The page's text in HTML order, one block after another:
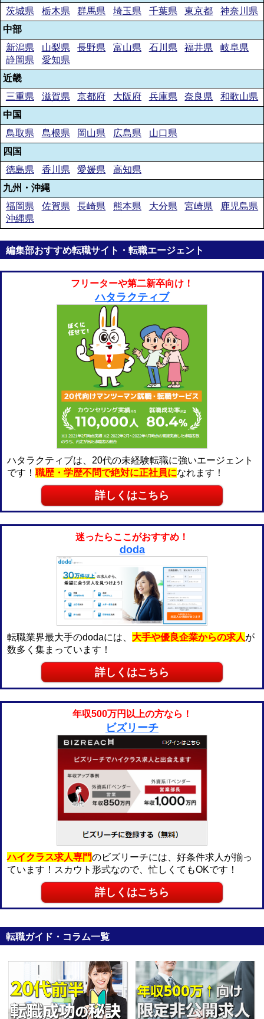
茨城県
栃木県 群馬県 埼玉県 千葉県 東京都
神奈川県
中部
新潟県
山梨県 長野県 富山県 石川県 福井県
岐阜県
静岡県
愛知県
近畿
三重県
滋賀県 京都府 大阪府 兵庫県 奈良県
和歌山県
中国
鳥取県
島根県 岡山県 広島県
山口県
四国
徳島県
香川県 愛媛県
高知県
九州・沖縄
福岡県
佐賀県 長崎県 熊本県 大分県 宮崎県
鹿児島県
沖縄県
編集部おすすめ転職サイト・転職エージェント
フリーターや第二新卒向け！
ハタラクティブ
ハタラクティブは、20代の未経験転職に強いエージェント
です！ 職歴・学歴不問で絶対に正社員になれます！
詳しくはこちら
迷ったらここがおすすめ！
doda
転職業界最大手のdodaには、 大手や優良企業からの求人が
数多く集まっています！
詳しくはこちら
年収500万円以上の方なら！
ビズリーチ
ハイクラス求人専門のビズリーチには、好条件求人が揃っ
ています！スカウト形式なので、忙しくてもOKです！
詳しくはこちら
転職ガイド・コラム一覧